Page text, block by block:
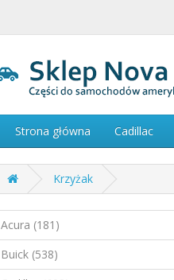
Strona główna Cadillac
Krzyżak
Acura (181)
Buick (538)